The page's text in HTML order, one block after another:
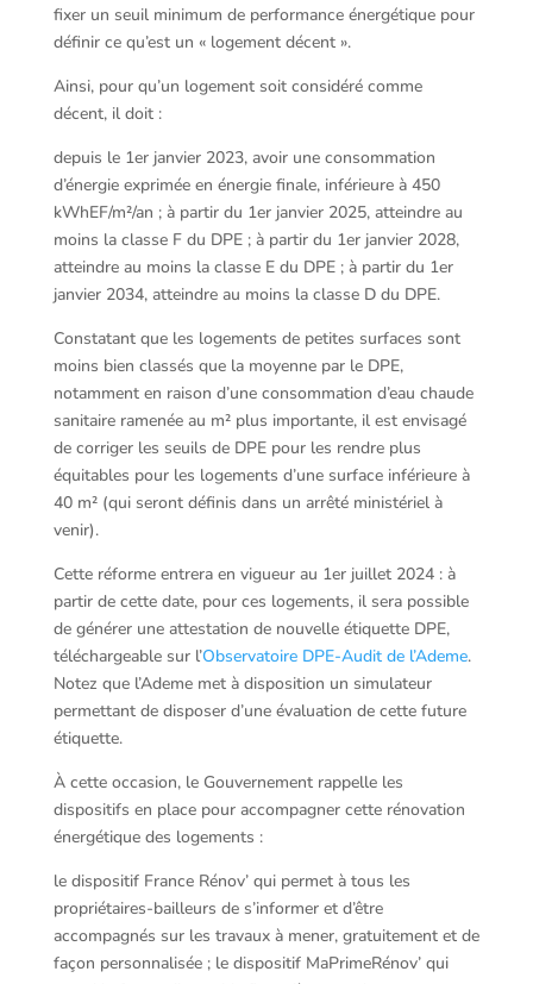
fixer un seuil minimum de performance énergétique pour
définir ce qu’est un « logement décent ».
Ainsi, pour qu’un logement soit considéré comme
décent, il doit :
depuis le 1er janvier 2023, avoir une consommation
d’énergie exprimée en énergie finale, inférieure à 450
kWhEF/m²/an ; à partir du 1er janvier 2025, atteindre au
moins la classe F du DPE ; à partir du 1er janvier 2028,
atteindre au moins la classe E du DPE ; à partir du 1er
janvier 2034, atteindre au moins la classe D du DPE.
Constatant que les logements de petites surfaces sont
moins bien classés que la moyenne par le DPE,
notamment en raison d’une consommation d’eau chaude
sanitaire ramenée au m² plus importante, il est envisagé
de corriger les seuils de DPE pour les rendre plus
équitables pour les logements d’une surface inférieure à
40 m² (qui seront définis dans un arrêté ministériel à
venir).
Cette réforme entrera en vigueur au 1er juillet 2024 : à
partir de cette date, pour ces logements, il sera possible
de générer une attestation de nouvelle étiquette DPE,
téléchargeable sur l’Observatoire DPE-Audit de l’Ademe.
Notez que l’Ademe met à disposition un simulateur
permettant de disposer d’une évaluation de cette future
étiquette.
À cette occasion, le Gouvernement rappelle les
dispositifs en place pour accompagner cette rénovation
énergétique des logements :
le dispositif France Rénov’ qui permet à tous les
propriétaires-bailleurs de s’informer et d’être
accompagnés sur les travaux à mener, gratuitement et de
façon personnalisée ; le dispositif MaPrimeRénov’ qui